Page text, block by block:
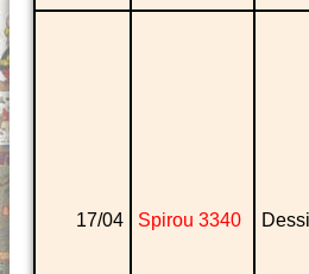
17/04 Spirou 3340